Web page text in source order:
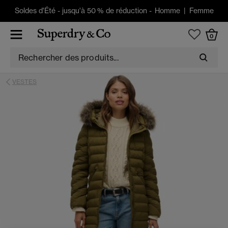
Soldes d'Été -jusqu'à 50 % de réduction - Homme| Femme
0
VESTES